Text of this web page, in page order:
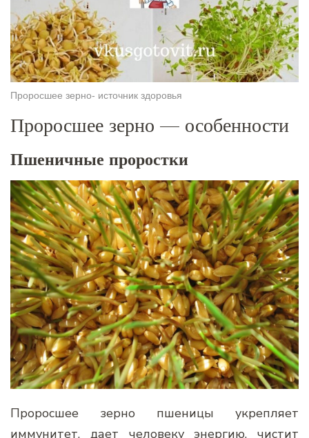
Проросшее зерно- источник здоровья
Проросшее зерно — особенности
Пшеничные проростки
Проросшее зерно пшеницы укрепляет
иммунитет, дает человеку энергию, чистит